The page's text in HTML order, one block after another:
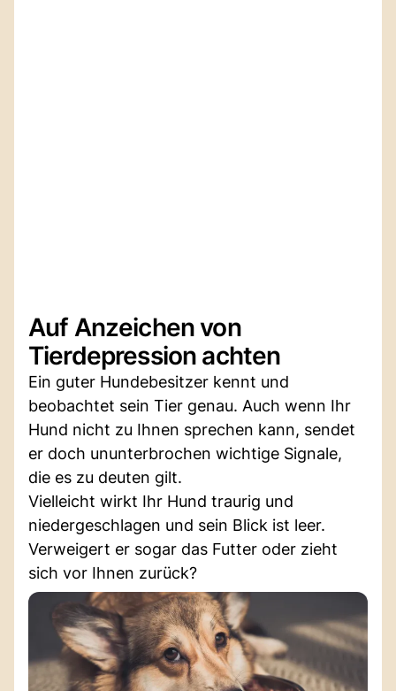
Auf Anzeichen von
Tierdepression achten
Ein guter Hundebesitzer kennt und
beobachtet sein Tier genau. Auch wenn Ihr
Hund nicht zu Ihnen sprechen kann, sendet
er doch ununterbrochen wichtige Signale,
die es zu deuten gilt.
Vielleicht wirkt Ihr Hund traurig und
niedergeschlagen und sein Blick ist leer.
Verweigert er sogar das Futter oder zieht
sich vor Ihnen zurück?